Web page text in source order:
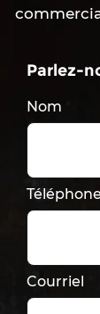
Parlez-
Nom
Téléphone
Courriel